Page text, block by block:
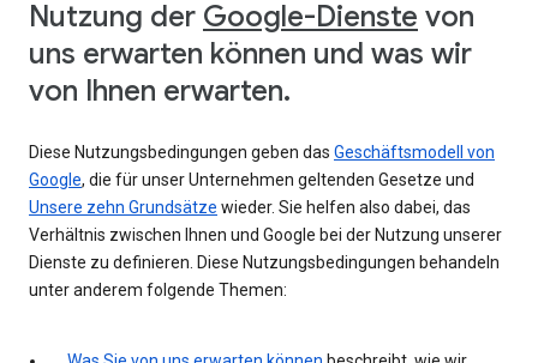
Nutzung der Google-Dienste von
uns erwarten können und was wir
von Ihnen erwarten.
Diese Nutzungsbedingungen geben das Geschäftsmodell von
Google, die für unser Unternehmen geltenden Gesetze und
Unsere zehn Grundsätze wieder. Sie helfen also dabei, das
Verhältnis zwischen Ihnen und Google bei der Nutzung unserer
Dienste zu definieren. Diese Nutzungsbedingungen behandeln
unter anderem folgende Themen: